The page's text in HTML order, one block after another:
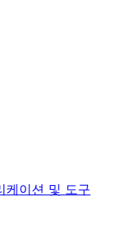
케이션 및 도구